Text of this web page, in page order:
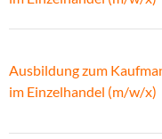
Ausbildung zum
im Einzelhandel (m/w/x)